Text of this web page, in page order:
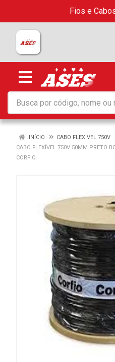
Fios e
INÍCIO CABO FLEXIVEL 750V
CABO FLEXÍVEL 750V 50MM PRETO
CORFIO